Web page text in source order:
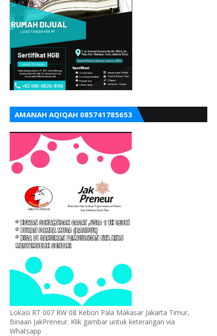
AMANAH AQIQAH 085741785653
Lokasi RT 007 RW 08 Kebon Pala Makasar Jakarta Timur,
Binaan JakPreneur. Klik gambar untuk keterangan via
Whatsapp